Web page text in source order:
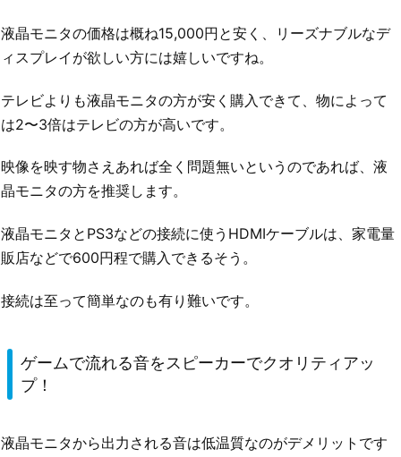
液晶モニタの価格は概ね15,000円と安く、リーズナブルなデ
ィスプレイが欲しい方には嬉しいですね。
テレビよりも液晶モニタの方が安く購入できて、物によって
は2〜3倍はテレビの方が高いです。
映像を映す物さえあれば全く問題無いというのであれば、液
晶モニタの方を推奨します。
液晶モニタとPS3などの接続に使うHDMIケーブルは、家電量
販店などで600円程で購入できるそう。
接続は至って簡単なのも有り難いです。
ゲームで流れる音をスピーカーでクオリティアッ
プ！
液晶モニタから出力される音は低温質なのがデメリットです